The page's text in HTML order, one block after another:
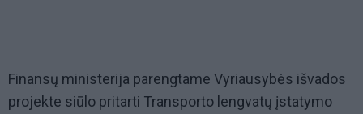
Finansų ministerija parengtame Vyriausybės išvados
projekte siūlo pritarti Transporto lengvatų įstatymo